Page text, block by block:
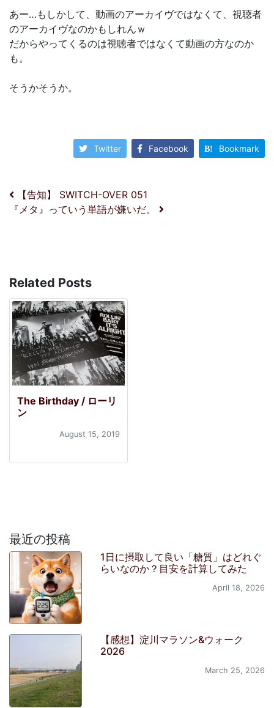
あー…もしかして、動画のアーカイヴではなくて、視聴者
のアーカイヴなのかもしれんｗ
だからやってくるのは視聴者ではなくて動画の方なのか
も。
そうかそうか。
Twitter Facebook Bookmark
投稿ナビゲーション
【告知】 SWITCH-OVER 051
『メタ』っていう単語が嫌いだ。
Related Posts
The Birthday / ローリ
ン
August 15, 2019
最近の投稿
1日に摂取して良い「糖質」はどれぐ
らいなのか？目安を計算してみた
April 18, 2026
【感想】淀川マラソン&ウォーク
2026
March 25, 2026